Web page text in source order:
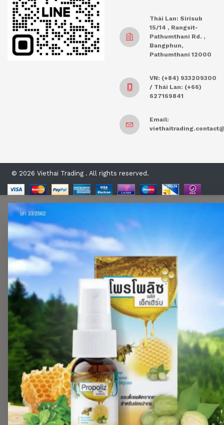
Thái Lan: Sirisub
15/14 , Rangsit-
Pathumthani Rd. ,
Bangphun,
Pathumthani 12000
VN: (+84) 933209300
/ Thái Lan: (+66)
627169841
Email:
© 2026 Viethai Trading . All rights reserved.